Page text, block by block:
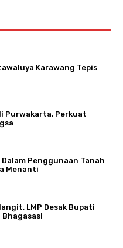
Karawang Tepis
Purwakarta, Perkuat
Penggunaan Tanah
Menanti
LMP Desak Bupati
Bhagasasi